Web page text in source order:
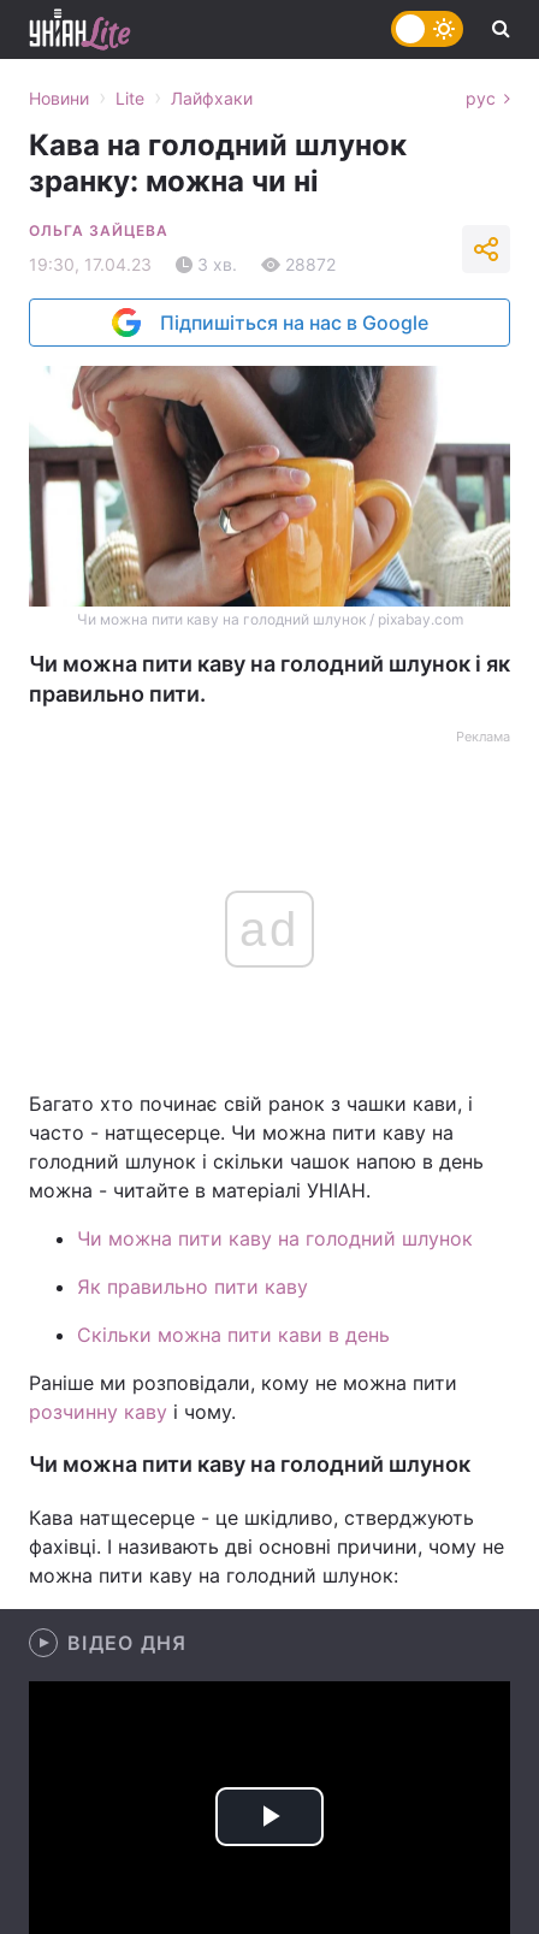
Війна
Україна Політика
Економіка Світ
Спорт Наука
Техно і зв'язок Лайт
Цікавинки Погода
Екологія Регіони
Лонгріди
Думки
Вакансії
Новини › Lite › Лайфхаки рус
Кава на голодний шлунок
зранку: можна чи ні
ОЛЬГА ЗАЙЦЕВА
19:30, 17.04.23 3 хв. 28872
Підпишіться на нас в Google
Чи можна пити каву на голодний шлунок / pixabay.com
Чи можна пити каву на голодний шлунок і як
правильно пити.
Реклама
ad
Багато хто починає свій ранок з чашки кави, і
часто - натщесерце. Чи можна пити каву на
голодний шлунок і скільки чашок напою в день
можна - читайте в матеріалі УНІАН.
Чи можна пити каву на голодний шлунок
Як правильно пити каву
Скільки можна пити кави в день
Раніше ми розповідали, кому не можна пити
розчинну каву і чому.
Чи можна пити каву на голодний шлунок
Кава натщесерце - це шкідливо, стверджують
фахівці. І називають дві основні причини, чому не
можна пити каву на голодний шлунок:
ВІДЕО ДНЯ
Play